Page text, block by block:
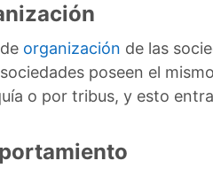
organización de las
poseen el
o por tribus, y esto